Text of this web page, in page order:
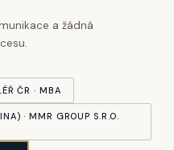
a žádná
ČR · MBA
· MMR GROUP S.R.O.